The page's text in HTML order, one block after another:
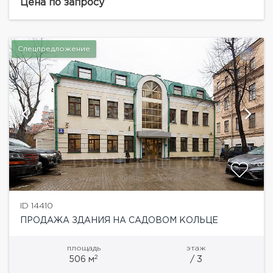
ампир, скульптуры, резные перила лестниц,
Цена по запросу
Спецпредложение
ID 14410
ПРОДАЖА ЗДАНИЯ НА САДОВОМ КОЛЬЦЕ
площадь
506 м2
этаж
/ 3